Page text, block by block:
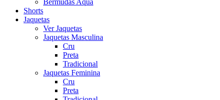
Bermudas Aqua
Shorts
Jaquetas
Ver Jaquetas
Jaquetas Masculina
Cru
Preta
Tradicional
Jaquetas Feminina
Cru
Preta